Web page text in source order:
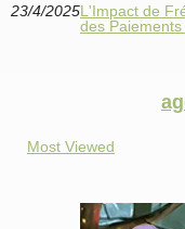
23/4/2025L'Impact de
des
Most Viewed